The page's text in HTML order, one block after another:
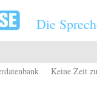
Die
Keine Zeit